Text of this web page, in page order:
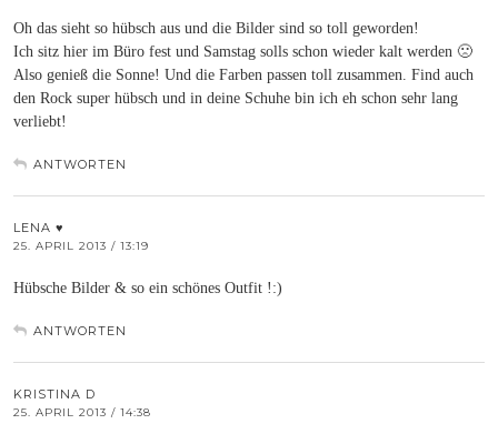
Oh das sieht so hübsch aus und die Bilder sind so toll geworden!
Ich sitz hier im Büro fest und Samstag solls schon wieder kalt werden 🙁
Also genieß die Sonne! Und die Farben passen toll zusammen. Find auch
den Rock super hübsch und in deine Schuhe bin ich eh schon sehr lang
verliebt!
ANTWORTEN
LENA ♥
25. APRIL 2013 / 13:19
Hübsche Bilder & so ein schönes Outfit !:)
ANTWORTEN
KRISTINA D
25. APRIL 2013 / 14:38